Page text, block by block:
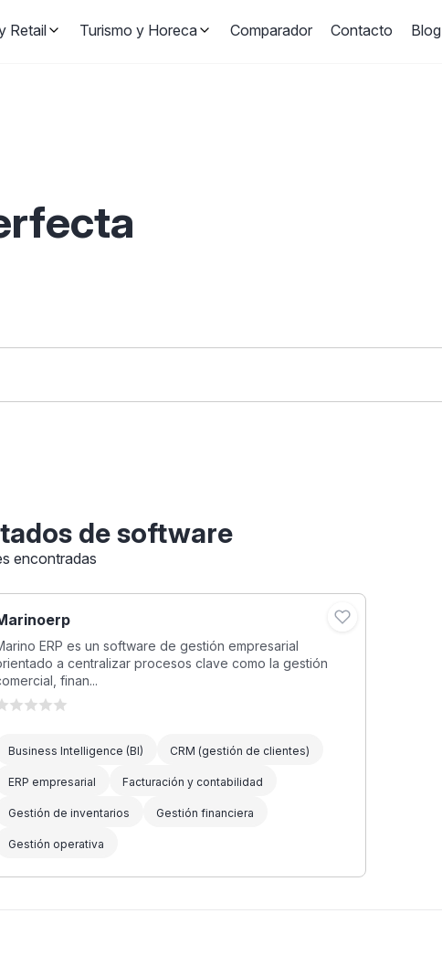
Retail Turismo y Horeca Comparador Contacto Blog
de software
encontradas
ERP es un software de gestión empresarial
a centralizar procesos clave como la gestión
finan...
Business Intelligence (BI) CRM (gestión de clientes)
ERP empresarial Facturación y contabilidad
Gestión de inventarios Gestión financiera
Gestión operativa